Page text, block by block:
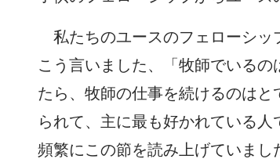
私たちのユースのフェローシッ
こう言いました、「牧師でいる
たら、牧師の仕事を続けるのは
られて、主に最も好かれている人
頻繁にこの節を読み上げていまし